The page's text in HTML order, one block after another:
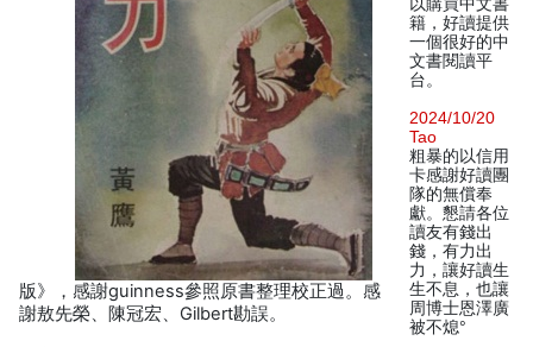
版》，感謝guinness參照原書整理校正過。感
謝敖先榮、陳冠宏、Gilbert勘誤。
籍，好讀提供
一個很好的中
文書閱讀平
台。
2024/10/20
Tao
粗暴的以信用
卡感謝好讀團
隊的無償奉
獻。懇請各位
讀友有錢出
錢，有力出
力，讓好讀生
生不息，也讓
周博士恩澤廣
被不熄°